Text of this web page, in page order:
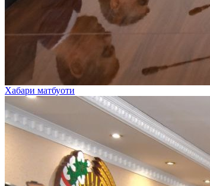
Хабари матбуоти